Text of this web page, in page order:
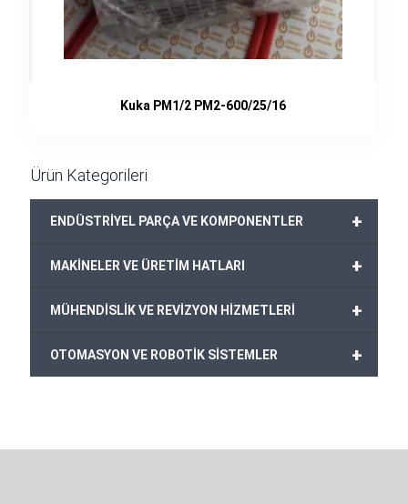
Kuka PM1/2 PM2-600/25/16
Ürün Kategorileri
+
ENDÜSTRİYEL PARÇA VE KOMPONENTLER
+
MAKİNELER VE ÜRETİM HATLARI
+
MÜHENDİSLİK VE REVİZYON HİZMETLERİ
+
OTOMASYON VE ROBOTİK SİSTEMLER